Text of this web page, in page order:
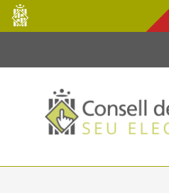
Saltar al contenido principal
Consell
de
Mallorca